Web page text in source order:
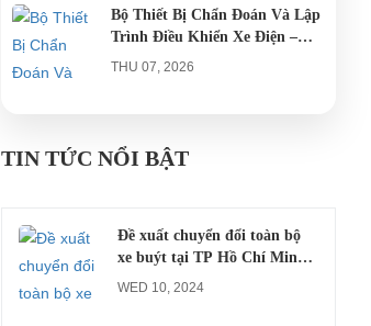
Bộ Thiết Bị Chẩn Đoán Và Lập
Trình Điều Khiển Xe Điện –
Giải Pháp Bảo Trì Chuyên
THU 07, 2026
điện du lịch gây gổ khi đón du
khách ở Quy Nhơn
TIN TỨC NỔI BẬT
Đề xuất chuyển đổi toàn bộ
xe buýt tại TP Hồ Chí Minh
sang xe điện từ năm 2026
WED 10, 2024